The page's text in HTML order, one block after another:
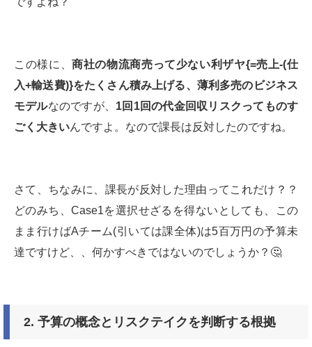
この様に、商社の物流商売って少ない利ザヤ{=売上-(仕
入+輸送費)}をたくさん積み上げる、薄利多売のビジネス
モデルなのですが、 1回 1回の代金回収リスクってものす
ごく大きいんですよ。なので課長は反対したのですね。
さて、ちなみに、課長が反対した理由ってこれだけ？？
どのみち、Case1を選択せざるを得ないとしても、この
まま行けばAチーム(引いては課全体)は5百万円の予算未
達ですけど、、何かすべきではないのでしょうか？🤔
2. 予算の概念とリスクテイクを判断する根拠